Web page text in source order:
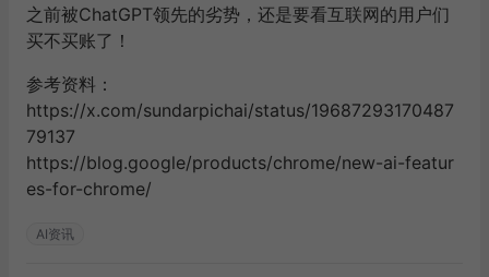
之前被ChatGPT领先的劣势，还是要看互联网的用户们
买不买账了！
参考资料：
https://x.com/sundarpichai/status/19687293170487
79137
https://blog.google/products/chrome/new-ai-featur
es-for-chrome/
AI资讯